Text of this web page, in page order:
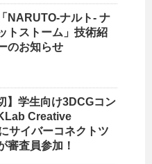
NARUTO-ナルト- ナ
トストーム」技術紹
のお知らせ
】学生向け3DCGコン
Creative
サイバーコネクトツ
審査員参加！